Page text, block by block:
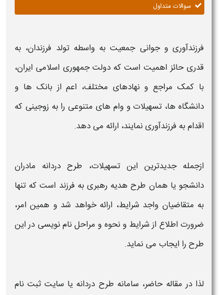
سوالات متداول
فرزندآوری و جوانی جمعیت به واسطه تولد فرزندان، به
قدری حائز اهمیت است که دولت جمهوری اسلامی ایران،
با کمک مراجع و نهادهای مختلف، اعم از بانک ها و
دانشگاه ها، تسهیلات ووام های متنوعی را به زوجینی که
اقدام به فرزندآورینمایند، ارائه می دهد.
ازجمله جدیدترین این تسهیلات، طرح دردانه مادران
دانشجو یا همان طرح هدیه رهبری به فرزند است که تنها
به متقاضیان واجد شرایط، ارائه خواهد شد و همین امر،
ضرورت اطلاع از شرایط و نحوه و مراحل نام نویسی در این
طرح را ایجاب می نماید.
لذا در مقاله حاضر، سامانه طرح دردانه یا سایت ثبت نام